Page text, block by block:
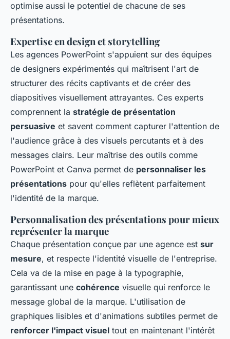
optimise aussi le potentiel de chacune de ses
présentations.
Expertise en design et storytelling
Les agences PowerPoint s'appuient sur des équipes
de designers expérimentés qui maîtrisent l'art de
structurer des récits captivants et de créer des
diapositives visuellement attrayantes. Ces experts
comprennent la stratégie de présentation
persuasive et savent comment capturer l'attention de
l'audience grâce à des visuels percutants et à des
messages clairs. Leur maîtrise des outils comme
PowerPoint et Canva permet de personnaliser les
présentations pour qu'elles reflètent parfaitement
l'identité de la marque.
Personnalisation des présentations pour mieux
représenter la marque
Chaque présentation conçue par une agence est sur
mesure, et respecte l'identité visuelle de l'entreprise.
Cela va de la mise en page à la typographie,
garantissant une cohérence visuelle qui renforce le
message global de la marque. L'utilisation de
graphiques lisibles et d'animations subtiles permet de
renforcer l'impact visuel tout en maintenant l'intérêt